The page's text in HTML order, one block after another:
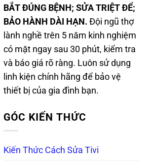
BẮT ĐÚNG BỆNH; SỬA TRIỆT ĐỂ;
BẢO HÀNH DÀI HẠN. Đội ngũ thợ
lành nghề trên 5 năm kinh nghiệm
có mặt ngay sau 30 phút, kiểm tra
và báo giá rõ ràng. Luôn sử dụng
linh kiện chính hãng để bảo vệ
thiết bị của gia đình bạn.
GÓC KIẾN THỨC
Kiến Thức Cách Sửa Tivi